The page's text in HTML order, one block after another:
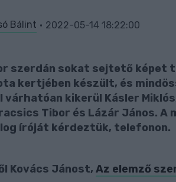
Bálint 2022-05-14 18:22:00
szerdán sokat sejtető képet
kertjében készült, és
várhatóan kikerül Kásler
Tibor és Lázár János. A
íróját kérdeztük, telefonon.
Kovács Jánost, Az elemző